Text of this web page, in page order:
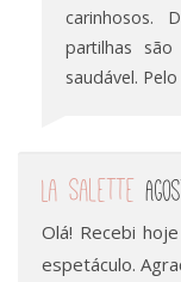
carinhosos.
partilhas
saudável.
La Salette
Olá! Recebi
espetáculo.